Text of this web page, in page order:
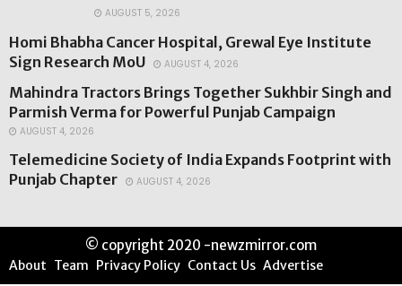
AUGUST 5, 2026
Homi Bhabha Cancer Hospital, Grewal Eye Institute
Sign Research MoU
AUGUST 4, 2026
Mahindra Tractors Brings Together Sukhbir Singh and
Parmish Verma for Powerful Punjab Campaign
AUGUST 4, 2026
Telemedicine Society of India Expands Footprint with
Punjab Chapter
AUGUST 4, 2026
© copyright 2020 -newzmirror.com
About Team Privacy Policy Contact Us Advertise